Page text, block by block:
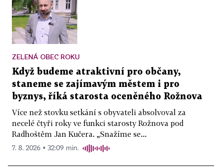
ZELENÁ OBEC ROKU
Když budeme atraktivní pro občany,
staneme se zajímavým městem i pro
byznys, říká starosta oceněného Rožnova
Více než stovku setkání s obyvateli absolvoval za
necelé čtyři roky ve funkci starosty Rožnova pod
Radhoštěm Jan Kučera. „Snažíme se...
7. 8. 2026 ▪ 32:09 min.